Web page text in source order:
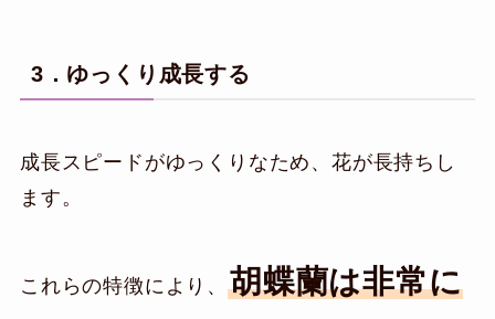
3．ゆっくり成長する
成長スピードがゆっくりなため、花が長持ちし
ます。
これらの特徴により、 胡蝶蘭は非常に